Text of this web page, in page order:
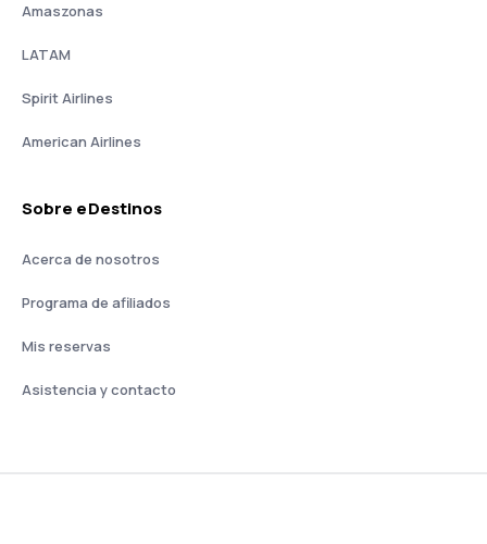
Amaszonas
LATAM
Spirit Airlines
American Airlines
Sobre eDestinos
Acerca de nosotros
Programa de afiliados
Mis reservas
Asistencia y contacto